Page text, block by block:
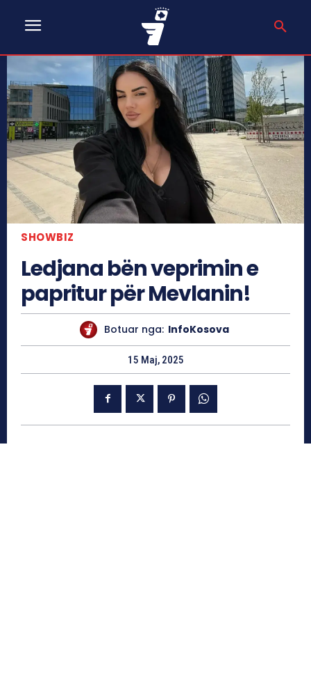
SHOWBIZ
Ledjana bën veprimin e
papritur për Mevlanin!
Botuar nga: InfoKosova
15 Maj, 2025